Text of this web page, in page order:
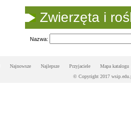
Zwierzęta i
Nazwa:
Najnowsze Najlepsze Przyjaciele
Mapa katalogu
© Copyright 2017